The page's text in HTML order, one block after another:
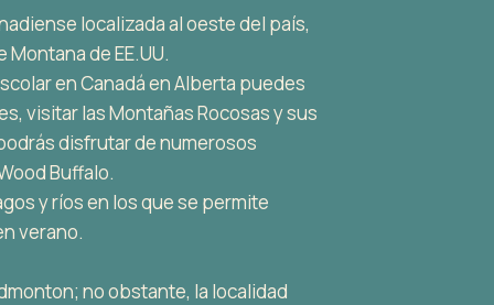
localizada al oeste del país,
de EE.UU.
en Canadá en Alberta puedes
visitar las Montañas Rocosas y sus
disfrutar de numerosos
Buffalo.
y ríos en los que se permite
verano.
no obstante, la localidad